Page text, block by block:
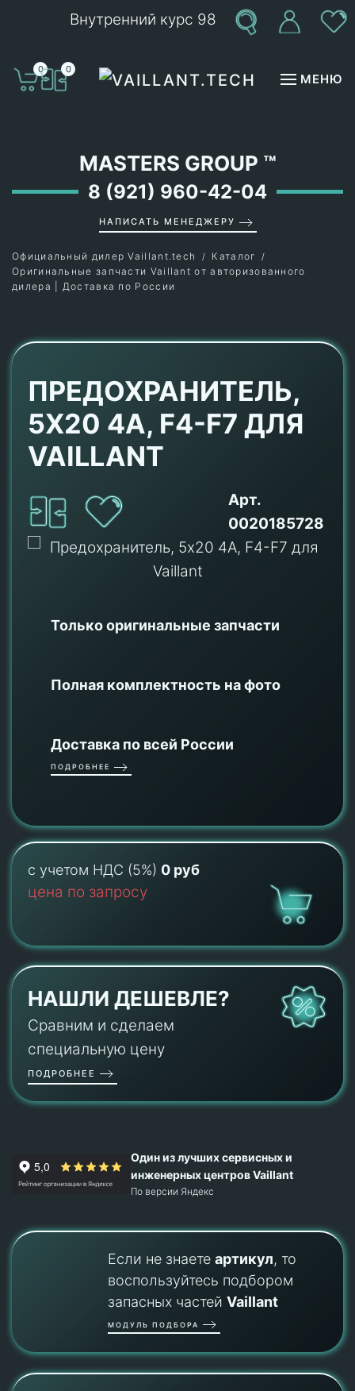
Внутренний курс 98
0 0
МЕНЮ
MASTERS GROUP ™
8 (921) 960-42-04
НАПИСАТЬ МЕНЕДЖЕРУ
Официальный дилер Vaillant.tech
Каталог
Оригинальные запчасти Vaillant от авторизованного
дилера | Доставка по России
ПРЕДОХРАНИТЕЛЬ,
5X20 4A, F4-F7 ДЛЯ
VAILLANT
Арт.
0020185728
Только оригинальные запчасти
Полная комплектность на фото
Доставка по всей России
ПОДРОБНЕЕ
с учетом НДС (5%) 0 руб
цена по запросу
НАШЛИ ДЕШЕВЛЕ?
Сравним и сделаем
специальную цену
ПОДРОБНЕЕ
Один из лучших сервисных и
инженерных центров Vaillant
По версии Яндекс
Если не знаете артикул, то
воспользуйтесь подбором
запасных частей Vaillant
МОДУЛЬ ПОДБОРА